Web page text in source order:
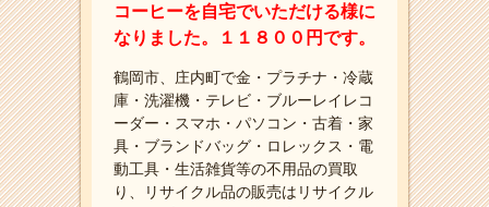
コーヒーを自宅でいただける様に
なりました。１１８００円です。
鶴岡市、庄内町で金・プラチナ・冷蔵
庫・洗濯機・テレビ・ブルーレイレコ
ーダー・スマホ・パソコン・古着・家
具・ブランドバッグ・ロレックス・電
動工具・生活雑貨等の不用品の買取
り、リサイクル品の販売はリサイクル